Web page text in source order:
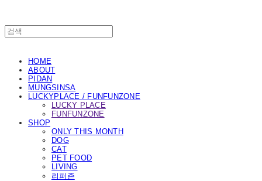
HOME
ABOUT
PIDAN
MUNGSINSA
LUCKYPLACE / FUNFUNZONE
LUCKY PLACE
FUNFUNZONE
SHOP
ONLY THIS MONTH
DOG
CAT
PET FOOD
LIVING
리퍼존